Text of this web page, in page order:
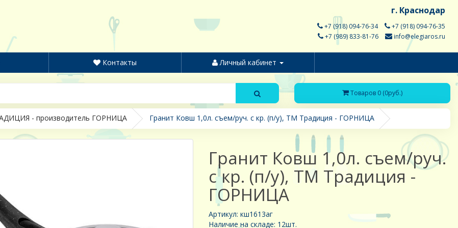
г. Краснодар
+7 (918) 094-76-34
+7 (918) 094-76-35
+7 (989) 833-81-76
info@elegiaros.ru
Контакты Личный кабинет
Товаров 0 (0руб.)
- производитель ГОРНИЦА Гранит Ковш 1,0л. съем/руч. с кр. (п/у), ТМ Традиция - ГОРНИЦА
Гранит Ковш 1,0л. съем/руч.
с кр. (п/у), ТМ Традиция -
ГОРНИЦА
Артикул: кш1613аг
Наличие на складе: 12шт.